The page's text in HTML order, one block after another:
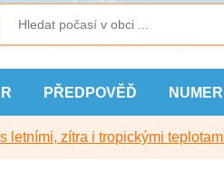
PŘEDPOVĚĎ
letními, zítra i tropickými